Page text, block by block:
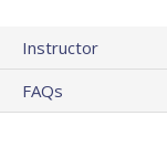
Instructor
FAQs